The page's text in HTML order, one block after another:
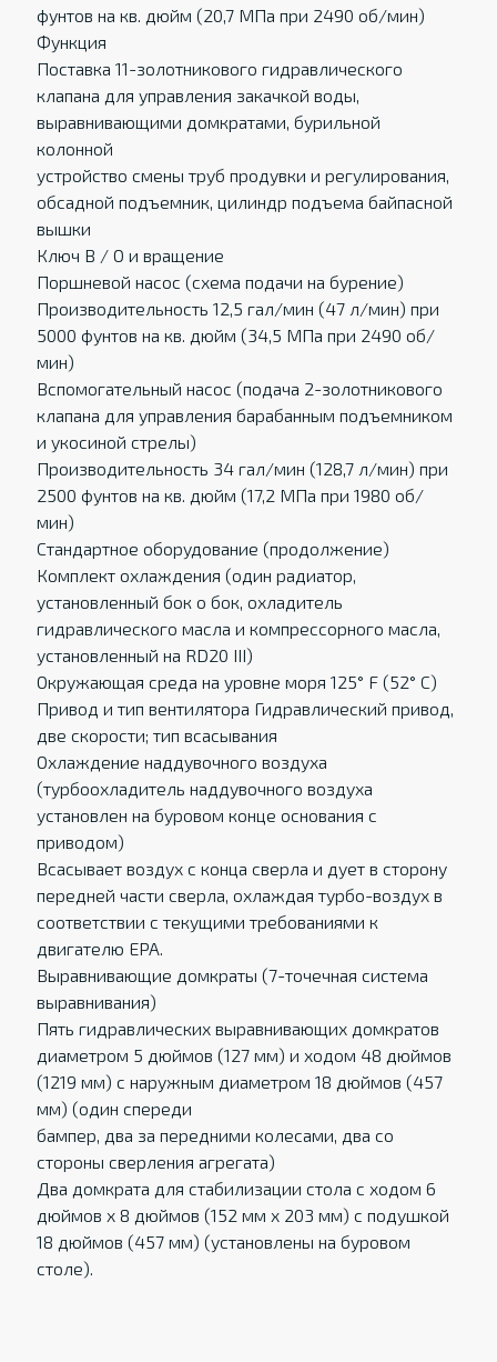
фунтов на кв. дюйм (20,7 МПа при 2490 об/мин)
Функция
Поставка 11-золотникового гидравлического
клапана для управления закачкой воды,
выравнивающими домкратами, бурильной
колонной
устройство смены труб продувки и регулирования,
обсадной подъемник, цилиндр подъема байпасной
вышки
Ключ B / O и вращение
Поршневой насос (схема подачи на бурение)
Производительность 12,5 гал/мин (47 л/мин) при
5000 фунтов на кв. дюйм (34,5 МПа при 2490 об/
мин)
Вспомогательный насос (подача 2-золотникового
клапана для управления барабанным подъемником
и укосиной стрелы)
Производительность 34 гал/мин (128,7 л/мин) при
2500 фунтов на кв. дюйм (17,2 МПа при 1980 об/
мин)
Стандартное оборудование (продолжение)
Комплект охлаждения (один радиатор,
установленный бок о бок, охладитель
гидравлического масла и компрессорного масла,
установленный на RD20 III)
Окружающая среда на уровне моря 125° F (52° C)
Привод и тип вентилятора Гидравлический привод,
две скорости; тип всасывания
Охлаждение наддувочного воздуха
(турбоохладитель наддувочного воздуха
установлен на буровом конце основания с
приводом)
Всасывает воздух с конца сверла и дует в сторону
передней части сверла, охлаждая турбо-воздух в
соответствии с текущими требованиями к
двигателю EPA.
Выравнивающие домкраты (7-точечная система
выравнивания)
Пять гидравлических выравнивающих домкратов
диаметром 5 дюймов (127 мм) и ходом 48 дюймов
(1219 мм) с наружным диаметром 18 дюймов (457
мм) (один спереди
бампер, два за передними колесами, два со
стороны сверления агрегата)
Два домкрата для стабилизации стола с ходом 6
дюймов x 8 дюймов (152 мм x 203 мм) с подушкой
18 дюймов (457 мм) (установлены на буровом
столе).